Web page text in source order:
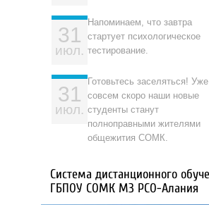
31
июл.
Напоминаем, что завтра
стартует психологическое
тестирование.
31
июл.
Готовьтесь заселяться! Уже
совсем скоро наши новые
студенты станут
полноправными жителями
общежития СОМК.
Система дистанционного обучения
ГБПОУ СОМК МЗ РСО-Алания